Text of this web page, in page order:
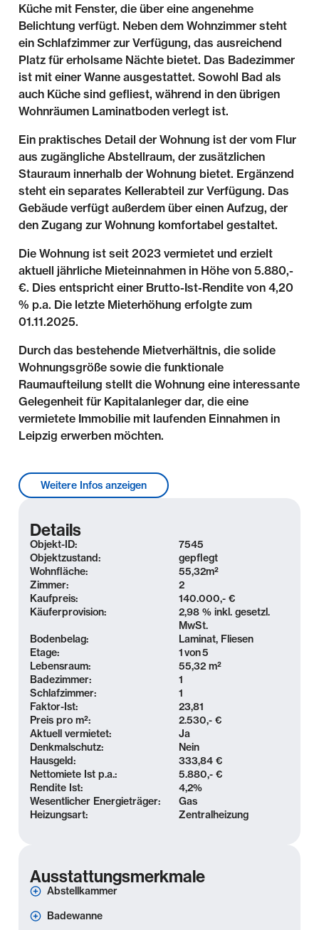
Küche mit Fenster, die über eine angenehme
Belichtung verfügt. Neben dem Wohnzimmer steht
ein Schlafzimmer zur Verfügung, das ausreichend
Platz für erholsame Nächte bietet. Das Badezimmer
ist mit einer Wanne ausgestattet. Sowohl Bad als
auch Küche sind gefliest, während in den übrigen
Wohnräumen Laminatboden verlegt ist.
Ein praktisches Detail der Wohnung ist der vom Flur
aus zugängliche Abstellraum, der zusätzlichen
Stauraum innerhalb der Wohnung bietet. Ergänzend
steht ein separates Kellerabteil zur Verfügung. Das
Gebäude verfügt außerdem über einen Aufzug, der
den Zugang zur Wohnung komfortabel gestaltet.
Die Wohnung ist seit 2023 vermietet und erzielt
aktuell jährliche Mieteinnahmen in Höhe von 5.880,-
€. Dies entspricht einer Brutto-Ist-Rendite von 4,20
% p.a. Die letzte Mieterhöhung erfolgte zum
01.11.2025.
Durch das bestehende Mietverhältnis, die solide
Wohnungsgröße sowie die funktionale
Raumaufteilung stellt die Wohnung eine interessante
Gelegenheit für Kapitalanleger dar, die eine
vermietete Immobilie mit laufenden Einnahmen in
Leipzig erwerben möchten.
Lage & Umgebung
Leipzig-Paunsdorf, in einem naturbetontem Umfeld
mit einer Grünanlage und Kinderspielplatz vor der
Haustür und einem ehemaligen Rittergutspark als
Waldpark in Sichtweite. Die Umgebung ist geprägt
von einer ruhigen Atmosphäre, guter Infrastruktur
und kurzen Wegen zu Einkaufsmöglichkeiten,
Schulen und dem Paunsdorf Center.
Weitere Grünflächen und Naherholungsgebiete wie
der Ostpark oder der nahegelegene Baggersee
laden zur Freizeitgestaltung ein. Die Anbindung an
den öffentlichen Nahverkehr sowie die Autobahn A14
ist hervorragend – ideal für Pendler und
Stadtliebhaber gleichermaßen.
Ausstattung
- 2 Zimmer
- Badezimmer mit Wanne
- Laminatboden & Fliesen
- Abstellraum in der Wohnung
Weitere Infos anzeigen
Details
Objekt-ID:
7545
Objektzustand:
gepflegt
Wohnfläche:
55,32m²
Zimmer:
2
Kaufpreis:
140.000,- €
Käuferprovision:
2,98 % inkl. gesetzl.
MwSt.
Bodenbelag:
Laminat, Fliesen
Etage:
1von5
Lebensraum:
55,32 m²
Badezimmer:
1
Schlafzimmer:
1
Faktor-Ist:
23,81
Preis pro m²:
2.530,- €
Aktuell vermietet:
Ja
Denkmalschutz:
Nein
Hausgeld:
333,84 €
Nettomiete Ist p.a.:
5.880,- €
Rendite Ist:
4,2%
Wesentlicher Energieträger:
Gas
Heizungsart:
Zentralheizung
Ausstattungsmerkmale
Abstellkammer
Badewanne